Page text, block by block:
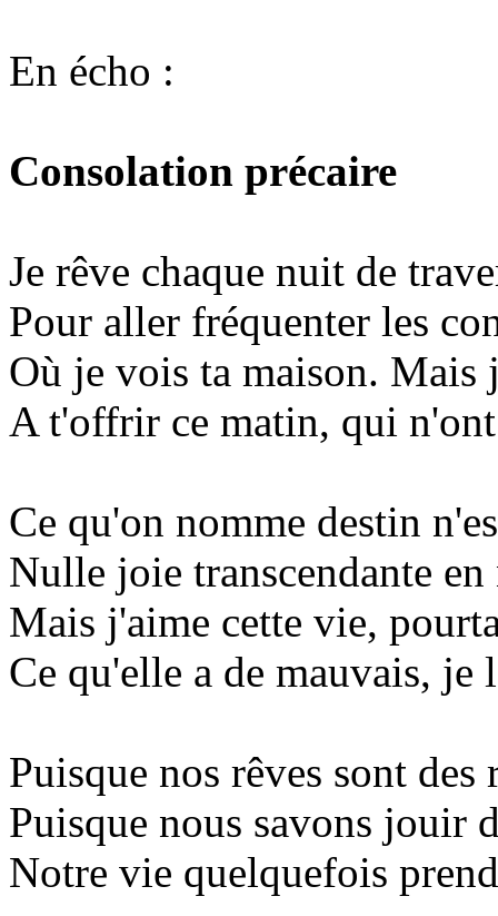
En écho :
Consolation précaire
Je rêve chaque nuit de
Pour aller fréquenter les
Où je vois ta maison. Mais
A t'offrir ce matin, qui
Ce qu'on nomme destin
Nulle joie transcendante
Mais j'aime cette vie,
Ce qu'elle a de mauvais,
Puisque nos rêves sont des
Puisque nous savons jouir
Notre vie quelquefois